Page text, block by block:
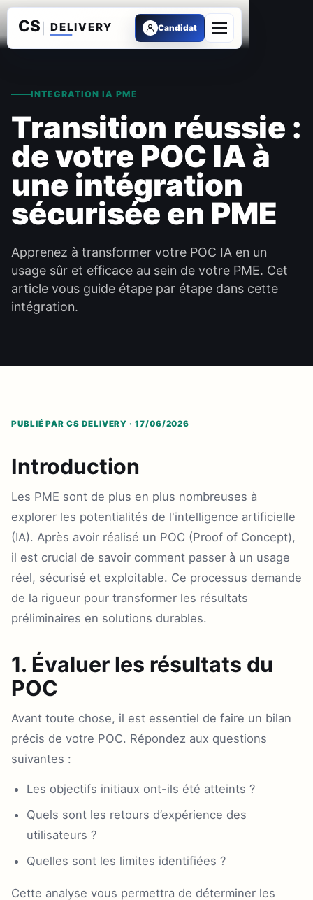
Candidat
Ouvrir le menu
INTEGRATION IA PME
Transition réussie :
de votre POC IA à
une intégration
sécurisée en PME
Apprenez à transformer votre POC IA en un
usage sûr et efficace au sein de votre PME. Cet
article vous guide étape par étape dans cette
intégration.
PUBLIÉ PAR CS DELIVERY · 17/06/2026
Introduction
Les PME sont de plus en plus nombreuses à
explorer les potentialités de l'intelligence artificielle
(IA). Après avoir réalisé un POC (Proof of Concept),
il est crucial de savoir comment passer à un usage
réel, sécurisé et exploitable. Ce processus demande
de la rigueur pour transformer les résultats
préliminaires en solutions durables.
1. Évaluer les résultats du
POC
Avant toute chose, il est essentiel de faire un bilan
précis de votre POC. Répondez aux questions
suivantes :
Les objectifs initiaux ont-ils été atteints ?
Quels sont les retours d’expérience des
utilisateurs ?
Quelles sont les limites identifiées ?
Cette analyse vous permettra de déterminer les